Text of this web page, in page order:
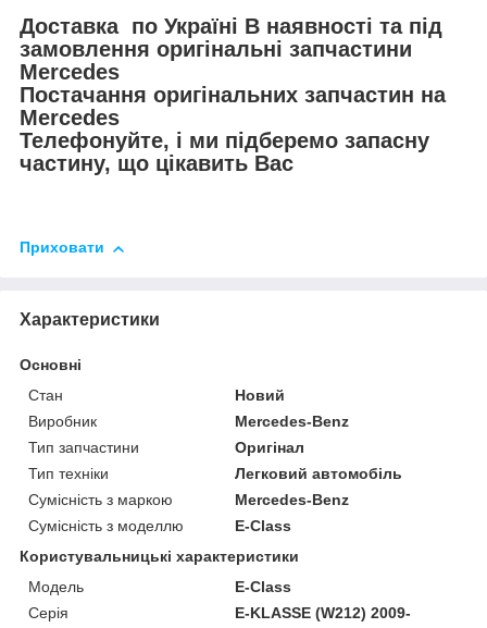
Доставка по Україні В наявності та під
замовлення оригінальні запчастини
Mercedes
Постачання оригінальних запчастин на
Mercedes
Телефонуйте, і ми підберемо запасну
частину, що цікавить Вас
Приховати
Характеристики
Основні
Стан
Новий
Виробник
Mercedes-Benz
Тип запчастини
Оригінал
Тип техніки
Легковий автомобіль
Сумісність з маркою
Mercedes-Benz
Сумісність з моделлю
E-Class
Користувальницькі характеристики
Модель
E-Class
Серія
E-KLASSE (W212) 2009-